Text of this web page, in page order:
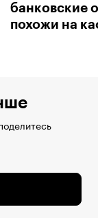
банковские
похожи на